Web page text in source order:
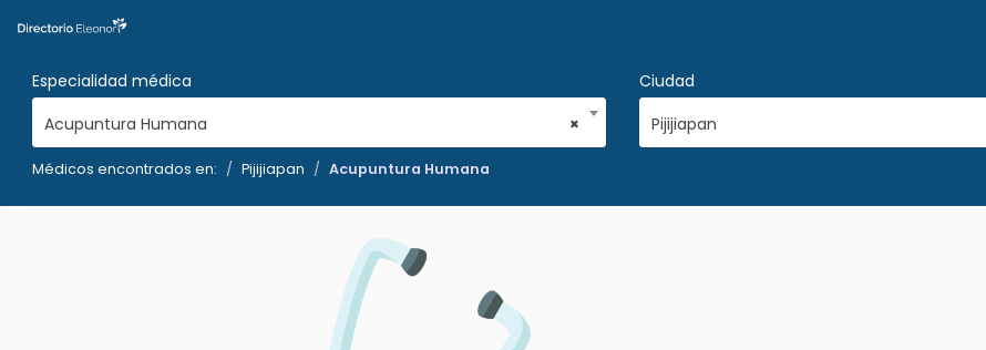
Especialidad médica
×
Acupuntura Humana
Ciudad
Pijijiapan
Médicos encontrados en: Pijijiapan Acupuntura Humana